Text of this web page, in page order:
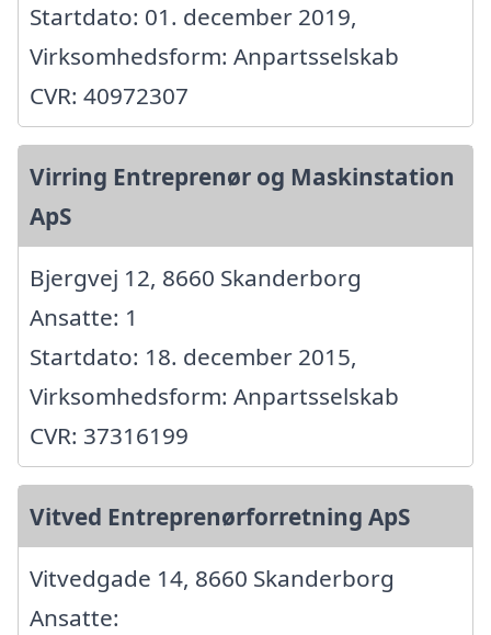
Startdato: 01. december 2019,
Virksomhedsform: Anpartsselskab
CVR: 40972307
Virring Entreprenør og Maskinstation
ApS
Bjergvej 12, 8660 Skanderborg
Ansatte: 1
Startdato: 18. december 2015,
Virksomhedsform: Anpartsselskab
CVR: 37316199
Vitved Entreprenørforretning ApS
Vitvedgade 14, 8660 Skanderborg
Ansatte: